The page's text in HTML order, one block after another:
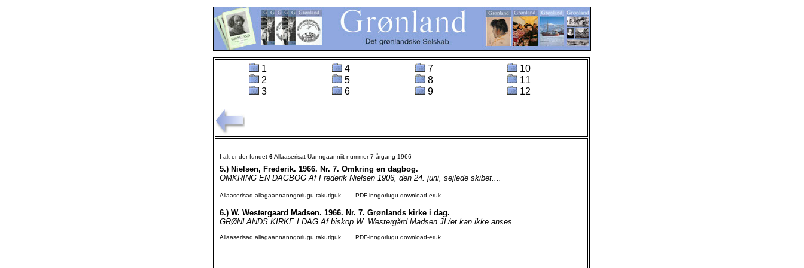
1
2
3
4
5
6
7
8
9
10
11
12
I alt er der fundet 6Allaaserisat Uanngaanniit nummer 7 årgang 1966
5.) Nielsen, Frederik. 1966. Nr. 7. Omkring en dagbog.
OMKRING EN DAGBOG Af Frederik Nielsen 1906, den 24. juni, sejlede skibet....
Allaaserisaq allagaannanngorlugu takutiguk PDF-inngorlugu download-eruk
6.) W. Westergaard Madsen. 1966. Nr. 7. Grønlands kirke i dag.
GRØNLANDS KIRKE I DAG Af biskop W. Westergård Madsen JL/et kan ikke anses....
Allaaserisaq allagaannanngorlugu takutiguk PDF-inngorlugu download-eruk